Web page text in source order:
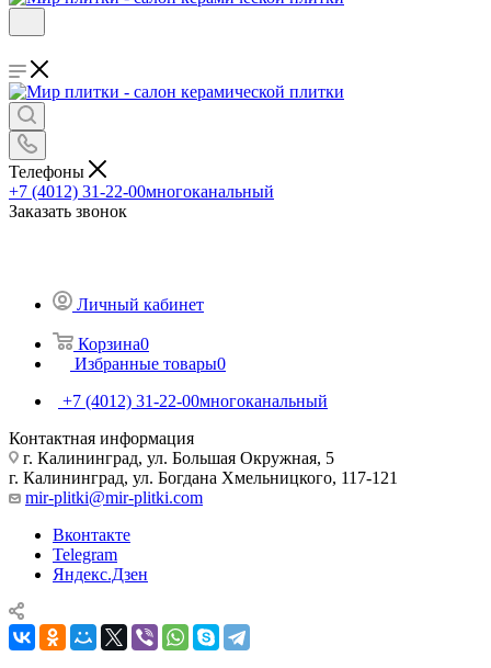
Телефоны
+7 (4012) 31-22-00многоканальный
Заказать звонок
Личный кабинет
Корзина0
Избранные товары0
+7 (4012) 31-22-00многоканальный
Контактная информация
г. Калининград, ул. Большая Окружная, 5
г. Калининград, ул. Богдана Хмельницкого, 117-121
mir-plitki@mir-plitki.com
Вконтакте
Telegram
Яндекс.Дзен